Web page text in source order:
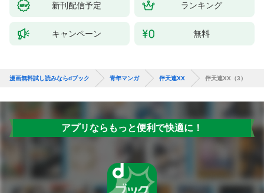
新刊配信予定 ランキング
キャンペーン 無料
漫画無料試し読みならdブック 青年マンガ 伴天連XX 伴天連XX（3）
アプリならもっと便利で快適に！